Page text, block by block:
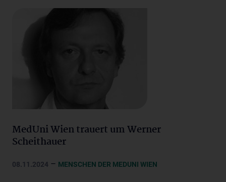
MedUni Wien trauert um Werner
Scheithauer
08.11.2024 – MENSCHEN DER MEDUNI WIEN